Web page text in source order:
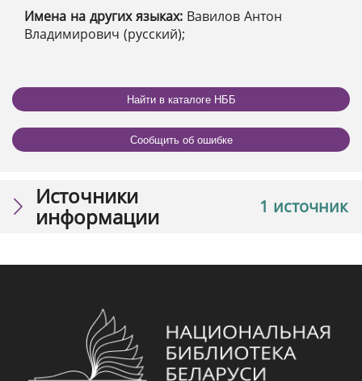
Имена на других языках: Вавилов Антон
Владимирович (русский);
Найти в каталоге НББ
Сообщить об ошибке
1 источник
Источники
информации